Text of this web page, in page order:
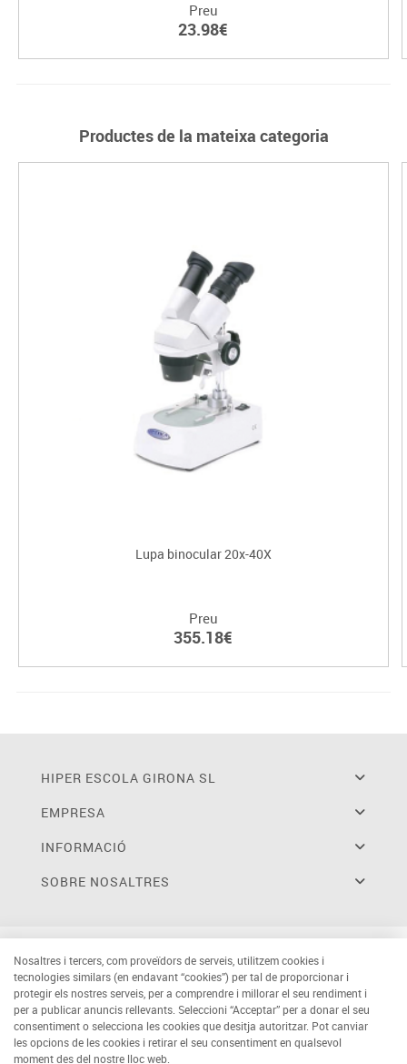
Preu
23.98€
Productes de la mateixa categoria
Lupa binocular 20x-40X
Preu
355.18€
HIPER ESCOLA GIRONA SL
EMPRESA
INFORMACIÓ
SOBRE NOSALTRES
Nosaltres i tercers, com proveïdors de serveis, utilitzem cookies i
tecnologies similars (en endavant “cookies”) per tal de proporcionar i
protegir els nostres serveis, per a comprendre i millorar el seu rendiment i
per a publicar anuncis rellevants. Seleccioni “Acceptar” per a donar el seu
consentiment o selecciona les cookies que desitja autoritzar. Pot canviar
les opcions de les cookies i retirar el seu consentiment en qualsevol
moment des del nostre lloc web.